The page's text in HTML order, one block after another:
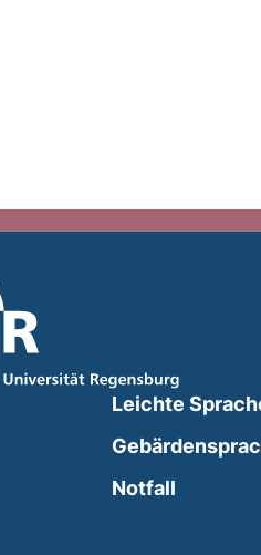
in a new window)
Leichte
Notfall